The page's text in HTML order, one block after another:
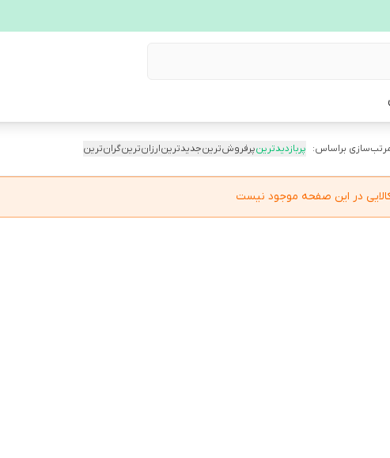
براساس: پربازدیدترینپرفروش‌ترینجدیدترینارزان‌ترینگران‌ترین
در این صفحه موجود نیست